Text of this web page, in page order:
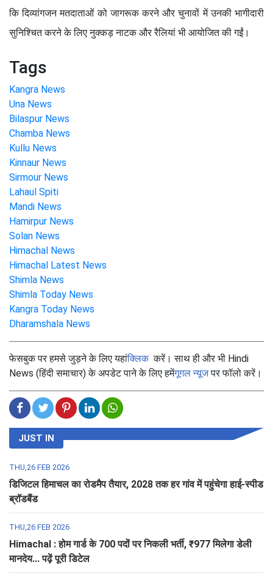
कि दिव्यांगजन मतदाताओं को जागरूक करने और चुनावों में उनकी भागीदारी
सुनिश्चित करने के लिए नुक्कड़ नाटक और रैलियां भी आयोजित की गईं।
Tags
Kangra News
Una News
Bilaspur News
Chamba News
Kullu News
Kinnaur News
Sirmour News
Lahaul Spiti
Mandi News
Hamirpur News
Solan News
Himachal News
Himachal Latest News
Shimla News
Shimla Today News
Kangra Today News
Dharamshala News
फेसबुक पर हमसे जुड़ने के लिए यहांक्लिककरें। साथ ही और भी Hindi
News (हिंदी समाचार) के अपडेट पाने के लिए हमेंगूगल न्यूजपर फॉलो करें।
JUST IN
THU,26 FEB 2026
डिजिटल हिमाचल का रोडमैप तैयार, 2028 तक हर गांव में पहुंचेगा हाई-स्पीड
ब्रॉडबैंड
THU,26 FEB 2026
Himachal : होम गार्ड के 700 पदों पर निकली भर्ती, ₹977 मिलेगा डेली
मानदेय... पढ़ें पूरी डिटेल